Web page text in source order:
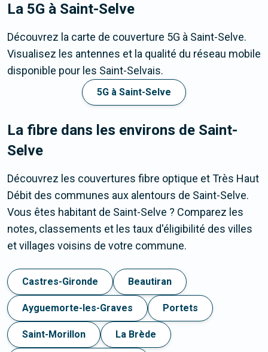
La 5G à Saint-Selve
Découvrez la carte de couverture 5G à Saint-Selve.
Visualisez les antennes et la qualité du réseau mobile
disponible pour les Saint-Selvais.
5G à Saint-Selve
La fibre dans les environs de Saint-
Selve
Découvrez les couvertures fibre optique et Très Haut
Débit des communes aux alentours de Saint-Selve.
Vous êtes habitant de Saint-Selve ? Comparez les
notes, classements et les taux d'éligibilité des villes
et villages voisins de votre commune.
Castres-Gironde Beautiran
Ayguemorte-les-Graves Portets
Saint-Morillon La Brède